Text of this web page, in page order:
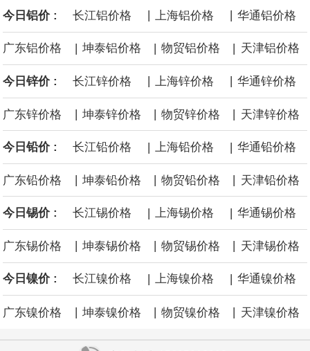
芯片设备制造商东京电子股价下跌近6%，日本存储芯片制造商铠侠
股价下跌超过10%。
WPP股价料创1992年以来最大单日涨幅，上涨25%至11个月高位。
今日铝价 : 长江铝价格 上海铝价格 华通铝价格
广东铝价格 | 坤泰铝价格 | 物贸铝价格 | 天津铝价格
今日锌价 : 长江锌价格 上海锌价格 华通锌价格
广东锌价格 | 坤泰锌价格 | 物贸锌价格 | 天津锌价格
今日铅价 : 长江铅价格 | 上海铅价格 | 华通铅价格
广东铅价格 坤泰铅价格 物贸铅价格 天津铅价格
今日锡价 : 长江锡价格 | 上海锡价格 | 华通锡价格
广东锡价格 坤泰锡价格 物贸锡价格 天津锡价格
今日镍价 : 长江镍价格 | 上海镍价格 | 华通镍价格
广东镍价格 | 坤泰镍价格 | 物贸镍价格 | 天津镍价格